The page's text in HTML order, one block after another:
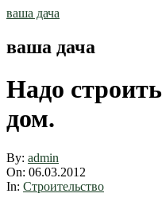
Skip
ваша дача
ваша дача
Надо
дом.
By: admin
On: 06.03.2012
In: Строительство